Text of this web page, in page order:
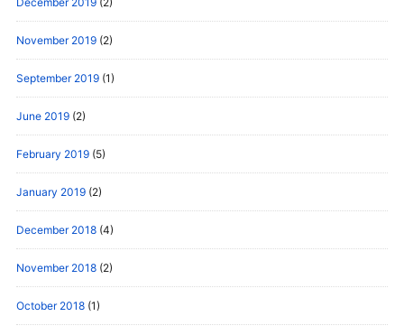
November 2019(2)
September 2019(1)
June 2019(2)
February 2019(5)
January 2019(2)
December 2018(4)
November 2018(2)
October 2018(1)